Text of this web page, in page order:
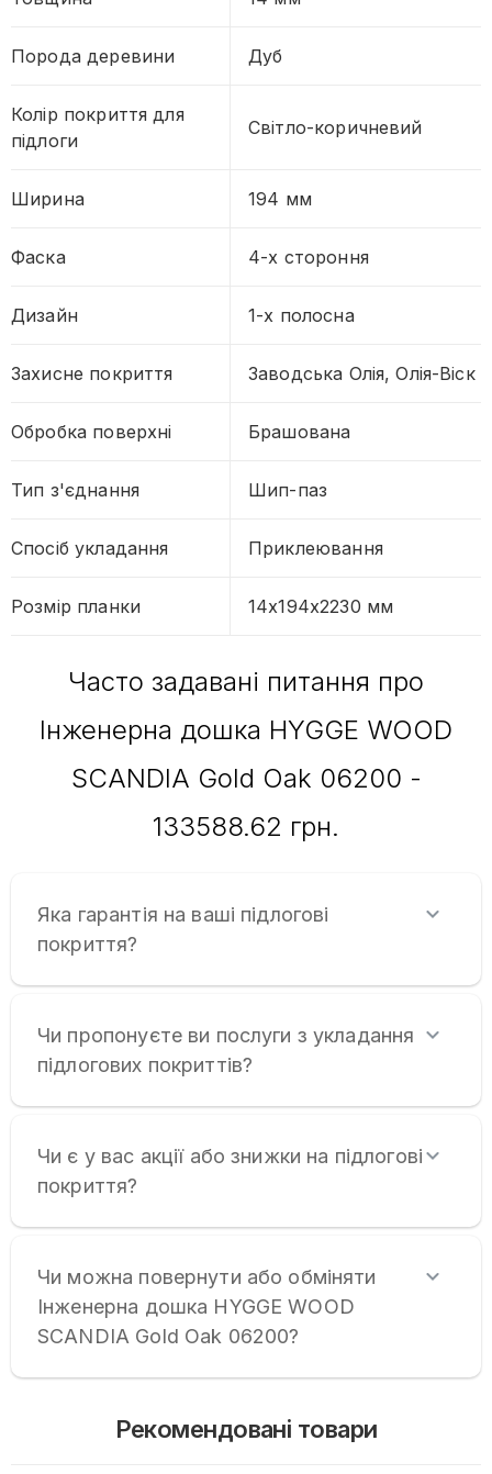
Порода деревини Дуб
Колір покриття для
підлоги
Світло-коричневий
Ширина 194 мм
Фаска 4-х стороння
Дизайн 1-х полосна
Захисне покриття Заводська Олія, Олія-Віск
Обробка поверхні Брашована
Тип з'єднання Шип-паз
Спосіб укладання Приклеювання
Розмір планки 14x194x2230 мм
Часто задавані питання про
Інженерна дошка HYGGE WOOD
SCANDIA Gold Oak 06200 -
133588.62 грн.
Яка гарантія на ваші підлогові
покриття?
Чи пропонуєте ви послуги з укладання
підлогових покриттів?
Чи є у вас акції або знижки на підлогові
покриття?
Чи можна повернути або обміняти
Інженерна дошка HYGGE WOOD
SCANDIA Gold Oak 06200?
Рекомендовані товари